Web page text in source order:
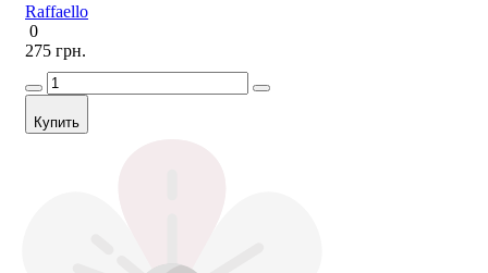
Raffaello
0
275 грн.
Купить